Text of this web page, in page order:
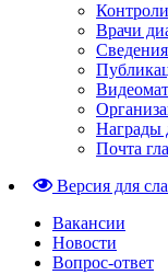
Врачи
Награды
Почта
Версия для
Вакансии
Новости
Вопрос-ответ